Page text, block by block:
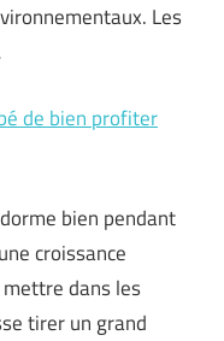
Les
de bien profiter
bien pendant
croissance
dans les
tirer un grand